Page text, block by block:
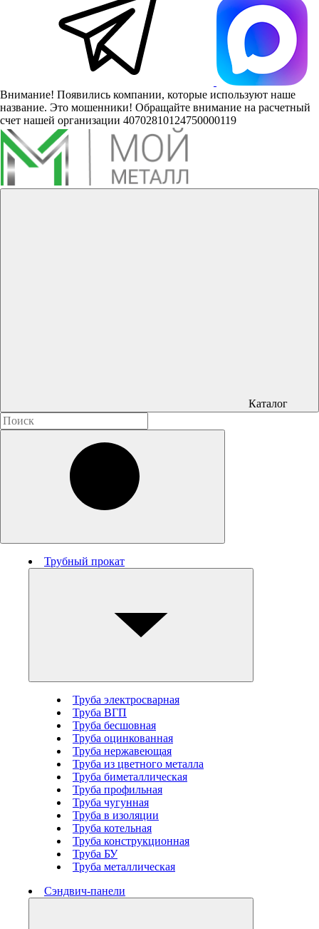
Внимание! Появились компании, которые используют наше
название. Это мошенники! Обращайте внимание на расчетный
счет нашей организации 40702810124750000119
Каталог
Трубный прокат
Труба электросварная
Труба ВГП
Труба бесшовная
Труба оцинкованная
Труба нержавеющая
Труба из цветного металла
Труба биметаллическая
Труба профильная
Труба чугунная
Труба в изоляции
Труба котельная
Труба конструкционная
Труба БУ
Труба металлическая
Сэндвич-панели